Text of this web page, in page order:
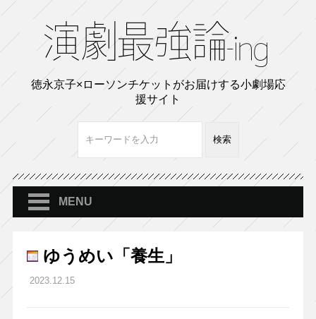
徳永京子×ローソンチケットがお届けする小劇場応
援サイト
MENU
ゆうめい「養生」
2023.12.15